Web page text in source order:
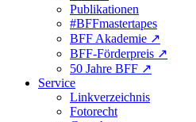
Publikationen
#BFFmastertapes
BFF Akademie ↗︎
BFF-Förderpreis ↗︎
50 Jahre BFF ↗︎
Service
Linkverzeichnis
Fotorecht